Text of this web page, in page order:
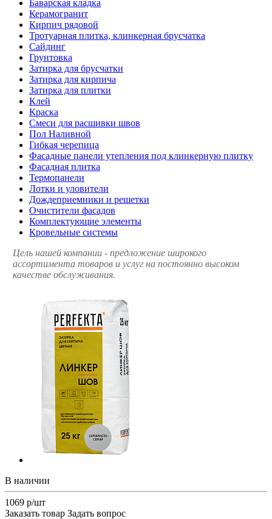
Баварская кладка
Керамогранит
Кирпич рядовой
Тротуарная плитка, клинкерная брусчатка
Сайдинг
Грунтовка
Затирка для брусчатки
Затирка для кирпича
Затирка для плитки
Клей
Краска
Смеси для расшивки швов
Пол Наливной
Гибкая черепица
Фасадные панели утепления под клинкерную плитку
Фасадная плитка
Термопанели
Лотки и уловители
Дождеприемники и решетки
Очистители фасадов
Комплектующие элементы
Кровельные системы
Цель нашей компании - предложение широкого
ассортимента товаров и услуг на постоянно высоком
качестве обслуживания.
В наличии
1069 р/шт
Заказать товар Задать вопрос